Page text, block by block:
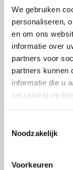
We gebruiken
personaliseren,
en om ons
informatie over
partners voor
partners kunnen
informatie die u
verzameld op
Noodzakelijk
Voorkeuren
Een ander
snelheid
opgezet. Dat
fabriek
spreken we
bouwen op
minder
Weer of